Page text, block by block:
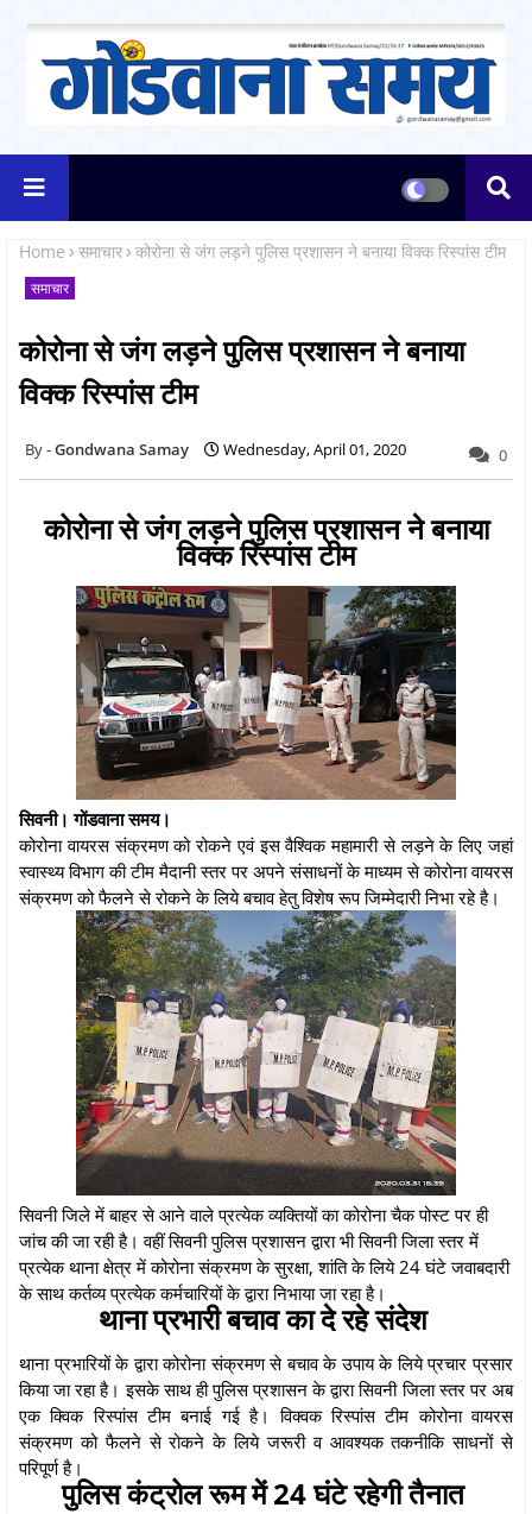
Home समाचार कोरोना से जंग लड़ने पुलिस प्रशासन ने बनाया विक्क रिस्पांस टीम
समाचार
कोरोना से जंग लड़ने पुलिस प्रशासन ने बनाया
विक्क रिस्पांस टीम
Gondwana Samay Wednesday, April 01, 2020 0
कोरोना से जंग लड़ने पुलिस प्रशासन ने बनाया
विक्क रिस्पांस टीम
सिवनी। गोंडवाना समय।
कोरोना वायरस संक्रमण को रोकने एवं इस वैश्विक महामारी से लड़ने के लिए जहां
स्वास्थ्य विभाग की टीम मैदानी स्तर पर अपने संसाधनों के माध्यम से कोरोना वायरस
संक्रमण को फैलने से रोकने के लिये बचाव हेतु विशेष रूप जिम्मेदारी निभा रहे है।
सिवनी जिले में बाहर से आने वाले प्रत्येक व्यक्तियों का कोरोना चैक पोस्ट पर ही
जांच की जा रही है। वहीं सिवनी पुलिस प्रशासन द्वारा भी सिवनी जिला स्तर में
प्रत्येक थाना क्षेत्र में कोरोना संक्रमण के सुरक्षा, शांति के लिये 24 घंटे जवाबदारी
के साथ कर्तव्य प्रत्येक कर्मचारियों के द्वारा निभाया जा रहा है।
थाना प्रभारी बचाव का दे रहे संदेश
थाना प्रभारियों के द्वारा कोरोना संक्रमण से बचाव के उपाय के लिये प्रचार प्रसार
किया जा रहा है। इसके साथ ही पुलिस प्रशासन के द्वारा सिवनी जिला स्तर पर अब
एक क्विक रिस्पांस टीम बनाई गई है। विक्वक रिस्पांस टीम कोरोना वायरस
संक्रमण को फैलने से रोकने के लिये जरूरी व आवश्यक तकनीकि साधनों से
परिपूर्ण है।
पुलिस कंट्रोल रूम में 24 घंटे रहेगी तैनात